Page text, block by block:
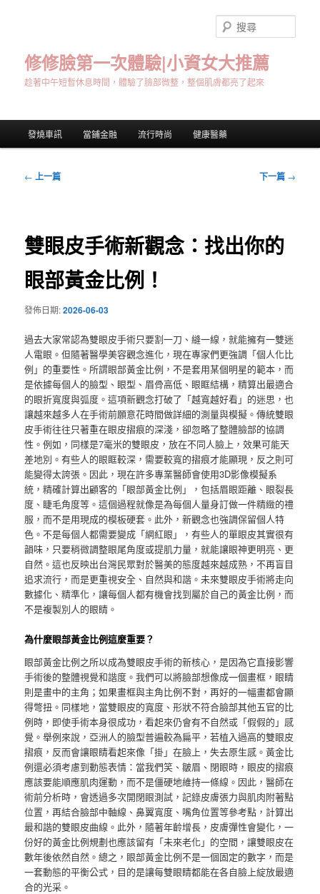
修修臉第一次體驗|小資女大推薦
趁著中午短暫休息時間，體驗了臉部微整，整個肌膚都亮了起來
尋
發燒車訊 當鋪金融 流行時尚 健康醫藥
文
← 上一篇 下一篇 →
雙眼皮手術新觀念：找出你的
眼部黃金比例！
發佈日期:2026-06-03
過去大家常認為雙眼皮手術只要割一刀、縫一線，就能擁有一雙迷
人電眼。但隨著醫學美容觀念進化，現在專家們更強調「個人化比
例」的重要性。所謂眼部黃金比例，不是套用某個明星的範本，而
是依據每個人的臉型、眼型、眉骨高低、眼眶結構，精算出最適合
的眼折寬度與弧度。這項新觀念打破了「越寬越好看」的迷思，也
讓越來越多人在手術前願意花時間做詳細的測量與模擬。傳統雙眼
皮手術往往只著重在眼皮摺痕的深淺，卻忽略了整體臉部的協調
性。例如，同樣是7毫米的雙眼皮，放在不同人臉上，效果可能天
差地別。有些人的眼眶較深，需要較寬的摺痕才能顯現，反之則可
能變得太誇張。因此，現在許多專業醫師會使用3D影像模擬系
統，精確計算出顧客的「眼部黃金比例」，包括眉眼距離、眼裂長
度、睫毛角度等。這個過程就像是為每個人量身訂做一件精緻的禮
服，而不是用現成的模板硬套。此外，新觀念也強調保留個人特
色。不是每個人都需要變成「網紅眼」，有些人的單眼皮其實很有
韻味，只要稍微調整眼尾角度或提肌力量，就能讓眼神更明亮、更
自然。這也反映出台灣民眾對於醫美的態度越來越成熟，不再盲目
追求流行，而是更重視安全、自然與和諧。未來雙眼皮手術將走向
數據化、精準化，讓每個人都有機會找到屬於自己的黃金比例，而
不是複製別人的眼睛。
為什麼眼部黃金比例這麼重要？
眼部黃金比例之所以成為雙眼皮手術的新核心，是因為它直接影響
手術後的整體視覺和諧度。我們可以將臉部想像成一個畫框，眼睛
則是畫中的主角；如果畫框與主角比例不對，再好的一幅畫都會顯
得彆扭。同樣地，當雙眼皮的寬度、形狀不符合臉部其他五官的比
例時，即使手術本身很成功，看起來仍會有不自然或「假假的」感
覺。舉例來說，亞洲人的臉型普遍較為扁平，若植入過高的雙眼皮
摺痕，反而會讓眼睛看起來像「掛」在臉上，失去原生感。黃金比
例還必須考慮到動態表情：當我們笑、皺眉、閉眼時，眼皮的摺痕
應該要能順應肌肉運動，而不是僵硬地維持一條線。因此，醫師在
術前分析時，會透過多次開閉眼測試，記錄皮膚張力與肌肉附著點
位置，再結合臉部中軸線、鼻翼寬度、嘴角位置等參考點，計算出
最和諧的雙眼皮曲線。此外，隨著年齡增長，皮膚彈性會變化，一
份好的黃金比例規劃也應該留有「未來老化」的空間，讓雙眼皮在
數年後依然自然。總之，眼部黃金比例不是一個固定的數字，而是
一套動態的平衡公式，目的是讓每雙眼睛都能在各自臉上綻放最適
合的光采。